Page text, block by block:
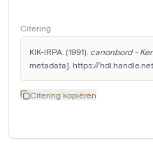
Citering
KIK-IRPA. (1991). canonbord -
metadata]. https://
Citering kopiëren